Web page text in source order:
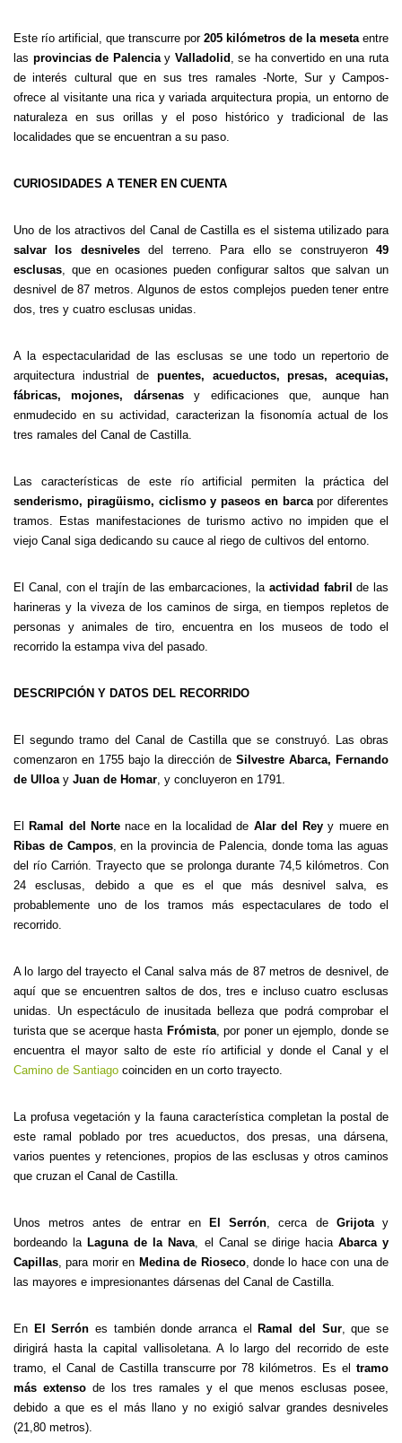
Este río artificial, que transcurre por 205 kilómetros de la mesetaentre
las provincias de Palenciay Valladolid , se ha convertido en una ruta
de interés cultural que en sus tres ramales -Norte, Sur y Campos-
ofrece al visitante una rica y variada arquitectura propia, un entorno de
naturaleza en sus orillas y el poso histórico y tradicional de las
localidades que se encuentran a su paso.
CURIOSIDADES A TENER EN CUENTA
Uno de los atractivos del Canal de Castilla es el sistema utilizado para
salvar los desnivelesdel terreno. Para ello se construyeron49
esclusas, que en ocasiones pueden configurar saltos que salvan un
desnivel de 87 metros. Algunos de estos complejos pueden tener entre
dos, tres y cuatro esclusas unidas.
A la espectacularidad de las esclusas se une todo un repertorio de
arquitectura industrial de puentes, acueductos, presas, acequias,
fábricas, mojones, dársenasy edificaciones que, aunque han
enmudecido en su actividad, caracterizan la fisonomía actual de los
tres ramales del Canal de Castilla.
Las características de este río artificial permiten la práctica del
senderismo, piragüismo, ciclismo y paseos en barcapor diferentes
tramos. Estas manifestaciones de turismo activo no impiden que el
viejo Canal siga dedicando su cauce al riego de cultivos del entorno.
El Canal, con el trajín de las embarcaciones, la actividad fabril de las
harineras y la viveza de los caminos de sirga, en tiempos repletos de
personas y animales de tiro, encuentra en los museos de todo el
recorrido la estampa viva del pasado.
DESCRIPCIÓN Y DATOS DEL RECORRIDO
El segundo tramo del Canal de Castilla que se construyó. Las obras
comenzaron en 1755 bajo la dirección de Silvestre Abarca, Fernando
de Ulloa y Juan de Homar, y concluyeron en 1791.
El Ramal del Nortenace en la localidad de Alar del Rey y muere en
Ribas de Campos, en la provincia de Palencia, donde toma las aguas
del río Carrión. Trayecto que se prolonga durante 74,5 kilómetros. Con
24 esclusas, debido a que es el que más desnivel salva, es
probablemente uno de los tramos más espectaculares de todo el
recorrido.
A lo largo del trayecto el Canal salva más de 87 metros de desnivel, de
aquí que se encuentren saltos de dos, tres e incluso cuatro esclusas
unidas. Un espectáculo de inusitada belleza que podrá comprobar el
turista que se acerque hasta Frómista, por poner un ejemplo, donde se
encuentra el mayor salto de este río artificial y donde el Canal y el
Camino de Santiago coinciden en un corto trayecto.
La profusa vegetación y la fauna característica completan la postal de
este ramal poblado por tres acueductos, dos presas, una dársena,
varios puentes y retenciones, propios de las esclusas y otros caminos
que cruzan el Canal de Castilla.
Unos metros antes de entrar en El Serrón, cerca de Grijotay
bordeando la Laguna de la Nava, el Canal se dirige hacia Abarca y
Capillas, para morir en Medina de Rioseco, donde lo hace con una de
las mayores e impresionantes dársenas del Canal de Castilla.
En El Serrón es también donde arranca el Ramal del Sur, que se
dirigirá hasta la capital vallisoletana. A lo largo del recorrido de este
tramo, el Canal de Castilla transcurre por 78 kilómetros. Es el tramo
más extenso de los tres ramales y el que menos esclusas posee,
debido a que es el más llano y no exigió salvar grandes desniveles
(21,80 metros).